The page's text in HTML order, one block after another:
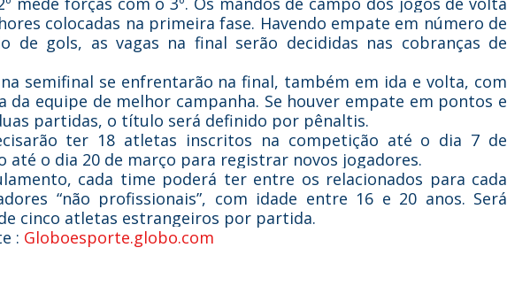
colocadas na primeira fase. Havendo empate em número de
de gols, as vagas na final serão decididas nas cobranças de
semifinal se enfrentarão na final, também em ida e volta, com
da equipe de melhor campanha. Se houver empate em pontos e
partidas, o título será definido por pênaltis.
ter 18 atletas inscritos na competição até o dia 7 de
até o dia 20 de março para registrar novos jogadores.
cada time poderá ter entre os relacionados para cada
“não profissionais”, com idade entre 16 e 20 anos. Será
cinco atletas estrangeiros por partida.
Globoesporte.globo.com